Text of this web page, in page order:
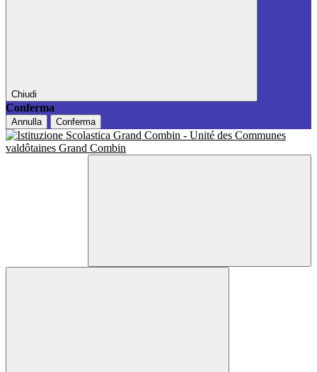
Chiudi
Conferma
Annulla Conferma